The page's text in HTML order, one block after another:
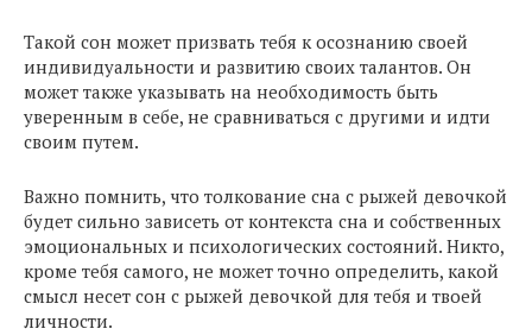
Такой сон может призвать тебя к осознанию своей
индивидуальности и развитию своих талантов. Он
может также указывать на необходимость быть
уверенным в себе, не сравниваться с другими и идти
своим путем.
Важно помнить, что толкование сна с рыжей девочкой
будет сильно зависеть от контекста сна и собственных
эмоциональных и психологических состояний. Никто,
кроме тебя самого, не может точно определить, какой
смысл несет сон с рыжей девочкой для тебя и твоей
личности.